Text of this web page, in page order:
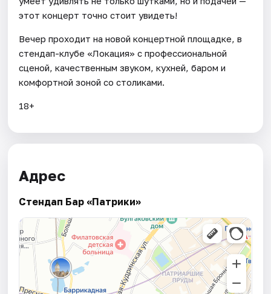
этот концерт точно стоит увидеть!
Вечер проходит на новой концертной площадке, в
стендап-клубе «Локация» с профессиональной
сценой, качественным звуком, кухней, баром и
комфортной зоной со столиками.
18+
Адрес
Стендап Бар «Патрики»